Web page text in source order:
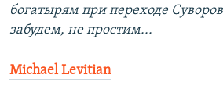
богатырям при переходе
забудем, не простим...
Michael Levitian